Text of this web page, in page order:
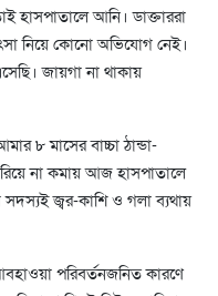
হাসপাতালে আনি। ডাক্তাররা
নিয়ে কোনো অভিযোগ নেই।
জায়গা না থাকায়
৮ মাসের বাচ্চা ঠান্ডা-
না কমায় আজ হাসপাতালে
সদস্যই জ্বর-কাশি ও গলা ব্যথায়
পরিবর্তনজনিত কারণে